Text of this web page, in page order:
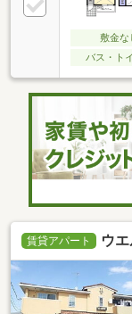
敷金な
バス・ト
賃貸アパート ウ